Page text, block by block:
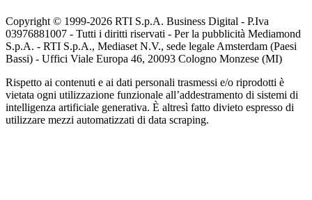
Copyright © 1999-2026 RTI S.p.A. Business Digital - P.Iva
03976881007 - Tutti i diritti riservati - Per la pubblicità Mediamond
S.p.A. - RTI S.p.A., Mediaset N.V., sede legale Amsterdam (Paesi
Bassi) - Uffici Viale Europa 46, 20093 Cologno Monzese (MI)
Rispetto ai contenuti e ai dati personali trasmessi e/o riprodotti è
vietata ogni utilizzazione funzionale all’addestramento di sistemi di
intelligenza artificiale generativa. È altresì fatto divieto espresso di
utilizzare mezzi automatizzati di data scraping.